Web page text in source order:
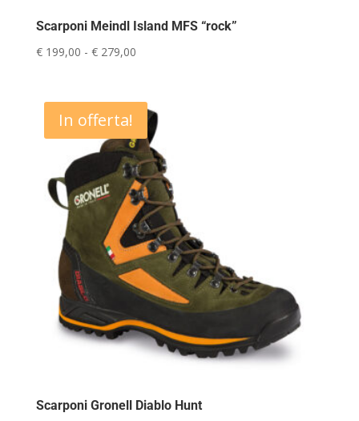
Scarponi Meindl Island MFS “rock”
€199,00 - €279,00Fascia
da
€ 199,00
a
€ 279,00
In offerta!
Scarponi Gronell Diablo Hunt